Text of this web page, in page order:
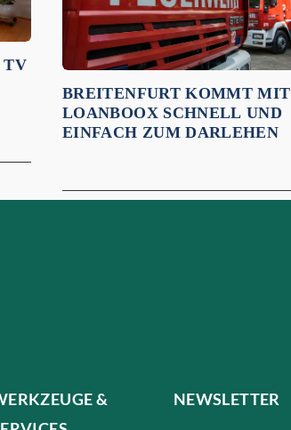
TV
BREITENFURT KOMMT MIT
LOANBOOX SCHNELL UND
EINFACH ZUM DARLEHEN
&
NEWSLETTER